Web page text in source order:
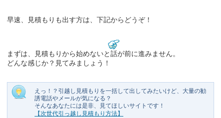
早速、見積もりも出す方は、下記からどうぞ！
まずは、見積もりから始めないと話が前に進みません。
どんな感じか？見てみましょう！
えっ！？引越し見積もりを一括して出してみたいけど、大量の勧
誘電話やメールが気になる？
そんなあなたには是非、見てほしいサイトです！
【次世代引っ越し見積もり方法】